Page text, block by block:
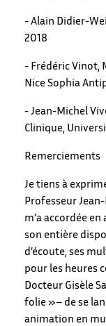
- Alain Didier-
2018
- Frédéric Vinot,
Nice Sophia
- Jean-Michel
Clinique,
Remerciements
Je tiens à
Professeur
m’a accordée
son entière
d’écoute, ses
pour les heures
Docteur Gisèle
folie »– de se
animation en